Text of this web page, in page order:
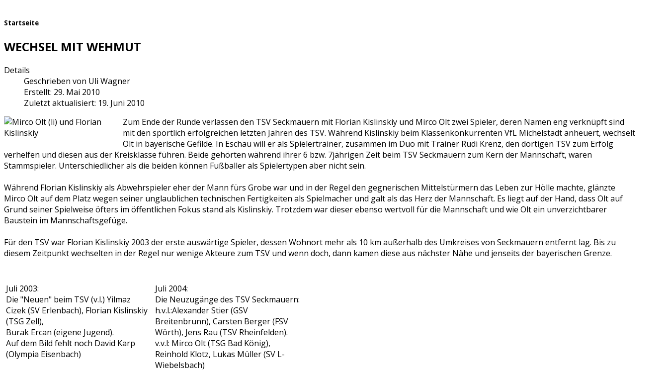
Startseite
WECHSEL MIT WEHMUT
Details
Geschrieben von Uli Wagner
Erstellt: 29. Mai 2010
Zuletzt aktualisiert: 19. Juni 2010
Zum Ende der Runde verlassen den TSV Seckmauern mit Florian Kislinskiy und Mirco Olt zwei Spieler, deren Namen eng verknüpft sind
mit den sportlich erfolgreichen letzten Jahren des TSV. Während Kislinskiy beim Klassenkonkurrenten VfL Michelstadt anheuert, wechselt
Olt in bayerische Gefilde. In Eschau will er als Spielertrainer, zusammen im Duo mit Trainer Rudi Krenz, den dortigen TSV zum Erfolg
verhelfen und diesen aus der Kreisklasse führen. Beide gehörten während ihrer 6 bzw. 7jährigen Zeit beim TSV Seckmauern zum Kern der Mannschaft, waren
Stammspieler. Unterschiedlicher als die beiden können Fußballer als Spielertypen aber nicht sein.
Während Florian Kislinskiy als Abwehrspieler eher der Mann fürs Grobe war und in der Regel den gegnerischen Mittelstürmern das Leben zur Hölle machte, glänzte
Mirco Olt auf dem Platz wegen seiner unglaublichen technischen Fertigkeiten als Spielmacher und galt als das Herz der Mannschaft. Es liegt auf der Hand, dass Olt auf
Grund seiner Spielweise öfters im öffentlichen Fokus stand als Kislinskiy. Trotzdem war dieser ebenso wertvoll für die Mannschaft und wie Olt ein unverzichtbarer
Baustein im Mannschaftsgefüge.
Für den TSV war Florian Kislinskiy 2003 der erste auswärtige Spieler, dessen Wohnort mehr als 10 km außerhalb des Umkreises von Seckmauern entfernt lag. Bis zu
diesem Zeitpunkt wechselten in der Regel nur wenige Akteure zum TSV und wenn doch, dann kamen diese aus nächster Nähe und jenseits der bayerischen Grenze.
Juli 2003:
Die "Neuen" beim TSV (v.l.) Yilmaz
Cizek (SV Erlenbach), Florian Kislinskiy
(TSG Zell),
Burak Ercan (eigene Jugend).
Auf dem Bild fehlt noch David Karp
(Olympia Eisenbach)
Juli 2004:
Die Neuzugänge des TSV Seckmauern:
h.v.l.:Alexander Stier (GSV
Breitenbrunn), Carsten Berger (FSV
Wörth), Jens Rau (TSV Rheinfelden).
v.v.l: Mirco Olt (TSG Bad König),
Reinhold Klotz, Lukas Müller (SV L-
Wiebelsbach)